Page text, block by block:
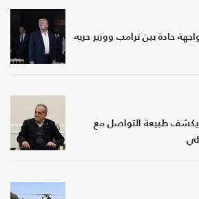
حادة بين ترامب ووزير حربه
يكشف طبيعة التواصل مع